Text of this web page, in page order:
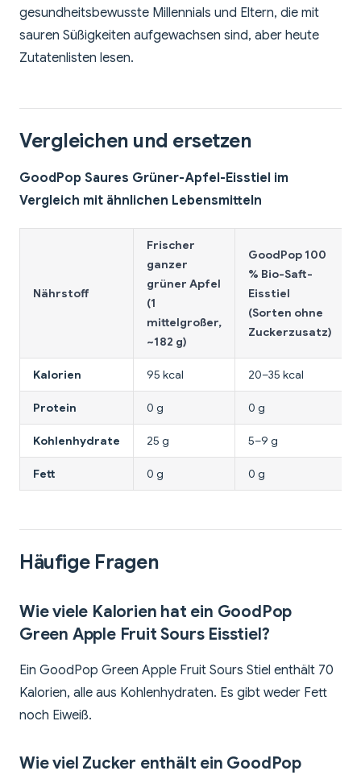
gesundheitsbewusste Millennials und Eltern, die mit
sauren Süßigkeiten aufgewachsen sind, aber heute
Zutatenlisten lesen.
Vergleichen und ersetzen
GoodPop Saures Grüner-Apfel-Eisstiel im
Vergleich mit ähnlichen Lebensmitteln
Nährstoff
Frischer
ganzer
grüner Apfel
(1
mittelgroßer,
~182 g)
GoodPop 100
% Bio-Saft-
Eisstiel
(Sorten ohne
Zuckerzusatz)
Kalorien 95 kcal 20–35 kcal
Protein 0 g 0 g
Kohlenhydrate 25 g 5–9 g
Fett 0 g 0 g
Häufige Fragen
Wie viele Kalorien hat ein GoodPop
Green Apple Fruit Sours Eisstiel?
Ein GoodPop Green Apple Fruit Sours Stiel enthält 70
Kalorien, alle aus Kohlenhydraten. Es gibt weder Fett
noch Eiweiß.
Wie viel Zucker enthält ein GoodPop